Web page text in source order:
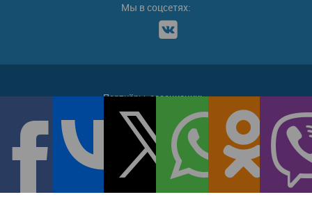
Мы в соцсетях:
Партнёры-ассоциации: